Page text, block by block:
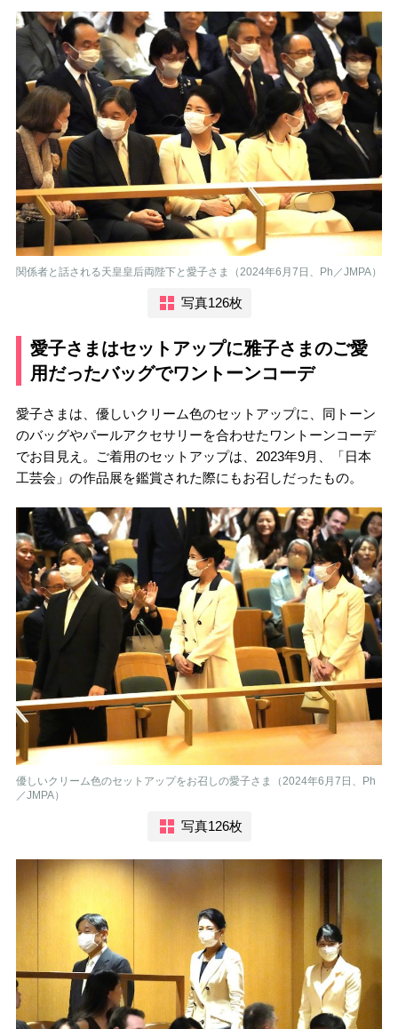
関係者と話される天皇皇后両陛下と愛子さま（2024年6月7日、Ph／JMPA）
写真126枚
愛子さまはセットアップに雅子さまのご愛
用だったバッグでワントーンコーデ
愛子さまは、優しいクリーム色のセットアップに、同トーン
のバッグやパールアクセサリーを合わせたワントーンコーデ
でお目見え。ご着用のセットアップは、2023年9月、「日本
工芸会」の作品展を鑑賞された際にもお召しだったもの。
優しいクリーム色のセットアップをお召しの愛子さま（2024年6月7日、Ph
／JMPA）
写真126枚